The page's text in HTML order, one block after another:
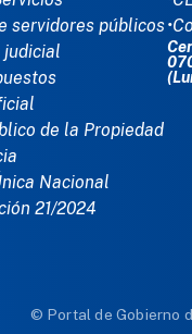
servidores públicos
judicial
de la Propiedad
Nacional
21/2024
© Portal de Gobierno